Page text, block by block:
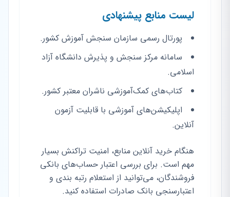
لیست منابع پیشنهادی
پورتال رسمی سازمان سنجش آموزش کشور.
سامانه مرکز سنجش و پذیرش دانشگاه آزاد
اسلامی.
کتاب‌های کمک‌آموزشی ناشران معتبر کشور.
اپلیکیشن‌های آموزشی با قابلیت آزمون
آنلاین.
هنگام خرید آنلاین منابع، امنیت تراکنش بسیار
مهم است. برای بررسی اعتبار حساب‌های بانکی
فروشندگان، می‌توانید از استعلام رتبه بندی و
اعتبارسنجی بانک صادرات استفاده کنید.